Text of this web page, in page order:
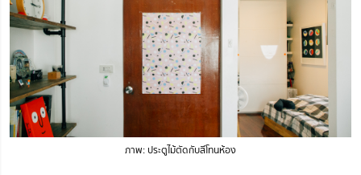
ภาพ: ประตูไม้ตัดกับสีโทนห้อง